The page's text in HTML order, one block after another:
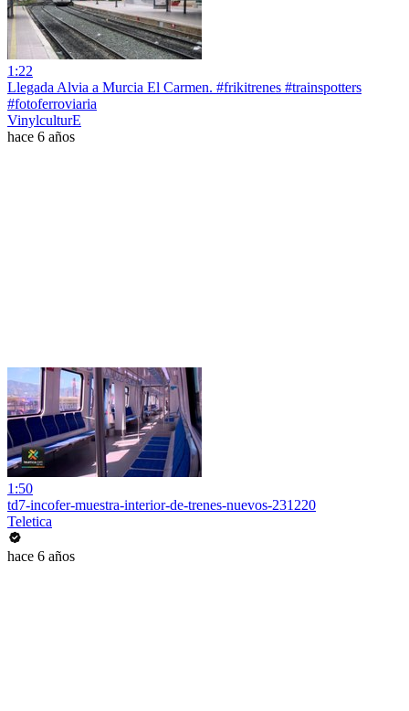
1:22
Llegada Alvia a Murcia El Carmen. #frikitrenes #trainspotters
#fotoferroviaria
VinylculturE
hace 6 años
1:50
td7-incofer-muestra-interior-de-trenes-nuevos-231220
Teletica
hace 6 años